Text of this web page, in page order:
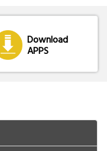
Download
APPS